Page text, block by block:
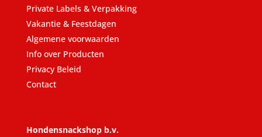
Private Labels & Verpakking
Vakantie & Feestdagen
Algemene voorwaarden
Info over Producten
Privacy Beleid
Contact
Hondensnackshop b.v.